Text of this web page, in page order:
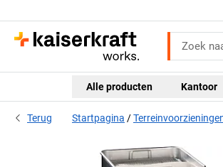
Alle producten Kantoor
Terug Startpagina